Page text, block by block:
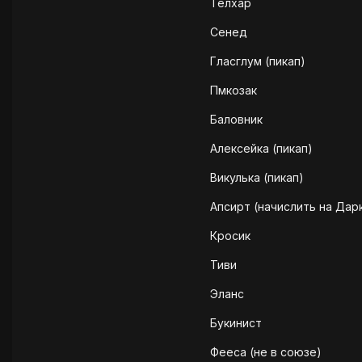
Телхар
Сенед
Гласглум (пикап)
Пмкозак
Баловник
Алексейка (пикап)
Викулька (пикап)
Апсирт (начислить на
Кросик
Тиви
Эланс
Букинист
Фееса (не в союзе)